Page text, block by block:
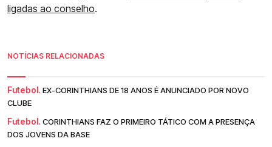
ligadas ao conselho.
NOTÍCIAS RELACIONADAS
Futebol. EX-CORINTHIANS DE 18 ANOS É ANUNCIADO POR NOVO
CLUBE
Futebol. CORINTHIANS FAZ O PRIMEIRO TÁTICO COM A PRESENÇA
DOS JOVENS DA BASE